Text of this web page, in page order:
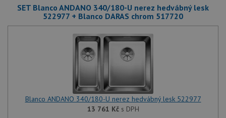
SET Blanco ANDANO 340/180-U nerez hedvábný lesk
522977 + Blanco DARAS chrom 517720
Blanco ANDANO 340/180-U nerez hedvábný lesk 522977
13 761 Kčs DPH